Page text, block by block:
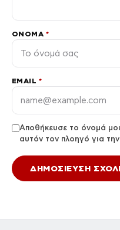
ΌΝΟΜΑ *
EMAIL *
Αποθήκευσε το όνομά
αυτόν τον πλοηγό για